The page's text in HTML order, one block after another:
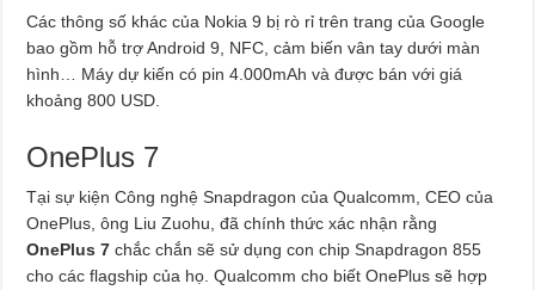
Các thông số khác của Nokia 9 bị rò rỉ trên trang của Google
bao gồm hỗ trợ Android 9, NFC, cảm biến vân tay dưới màn
hình… Máy dự kiến có pin 4.000mAh và được bán với giá
khoảng 800 USD.
OnePlus 7
Tại sự kiện Công nghệ Snapdragon của Qualcomm, CEO của
OnePlus, ông Liu Zuohu, đã chính thức xác nhận rằng
OnePlus 7 chắc chắn sẽ sử dụng con chip Snapdragon 855
cho các flagship của họ. Qualcomm cho biết OnePlus sẽ hợp